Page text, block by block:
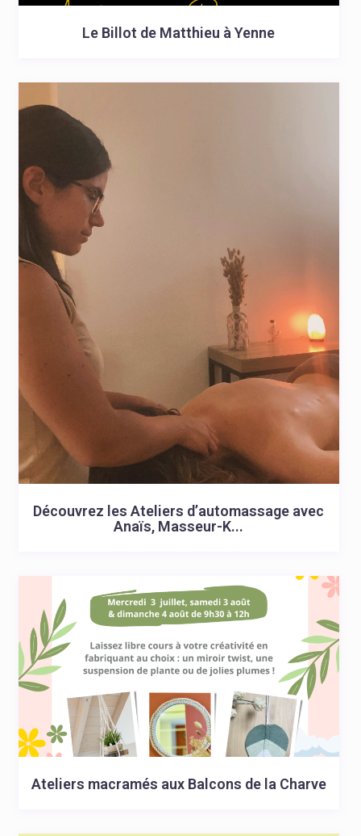
Le Billot de Matthieu à Yenne
Découvrez les Ateliers d’automassage avec
Anaïs, Masseur-K...
Ateliers macramés aux Balcons de la Charve